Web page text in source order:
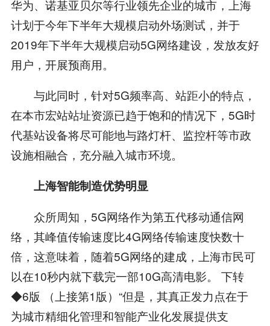
华为、诺基亚贝尔等行业领先企业的城市，上海
计划于今年下半年大规模启动外场测试，并于
2019年下半年大规模启动5G网络建设，发放友好
用户，开展预商用。
与此同时，针对5G频率高、站距小的特点，
在本市宏站站址资源已趋于饱和的情况下，5G时
代基站设备将尽可能地与路灯杆、监控杆等市政
设施相融合，充分融入城市环境。
上海智能制造优势明显
众所周知，5G网络作为第五代移动通信网
络，其峰值传输速度比4G网络传输速度快数十
倍，这意味着，随着5G网络的建成，上海市民可
以在10秒内就下载完一部10G高清电影。 下转
◆6版 （上接第1版）“但是，其真正发力点在于
为城市精细化管理和智能产业化发展提供支